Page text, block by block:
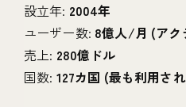
設立年: 2004年
ユーザー数: 8億人/月 (アク
売上: 280億ドル
国数: 127カ国 (最も利用さ